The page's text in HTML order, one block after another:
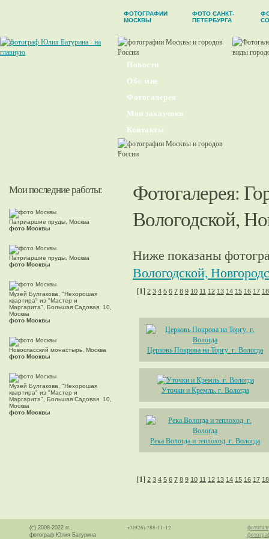
ФОТОГРАФИИ
МОСКВЫ
ФОТО САНКТ-
ПЕТЕРБУРГА
Новости
Обо мне
Фотогалерея
Мои заказчики
Контакты
Мои последние работы:
Патриаршие пруды, Москва
фото Москвы
Патриаршие пруды, Москва
фото Москвы
Музей Булгакова, "Нехорошая
квартира" из "Мастер и
Маргарита", Большая Садовая, 10,
Москва
фото Москвы
Новоспасский монастырь, Москва
фото Москвы
Музей Булгакова, "Нехорошая
квартира" из "Мастер и
Маргарита", Большая Садовая, 10,
Москва
фото Москвы
Фотогалерея:
Вологодской,
Ниже показаны
Вологодской,
[1] 2 3 4 5 6 7 8 9 10 11 12 13 14 15 16 17 18
Церковь Покрова на Торгу. г. Вологда
Уточки и Кремль. г. Вологда
Река Вологда и теплоход. г. Вологда
[1] 2 3 4 5 6 7 8 9 10 11 12 13 14 15 16 17 18
(с) 2008-2022 гг.,
фотограф Юлия Батурина
+7(926) 788-11-12